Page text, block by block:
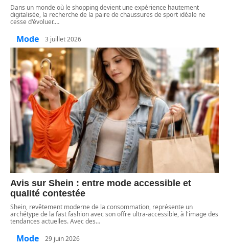
Dans un monde où le shopping devient une expérience hautement
digitalisée, la recherche de la paire de chaussures de sport idéale ne
cesse d'évoluer.…
Mode 3 juillet 2026
Avis sur Shein : entre mode accessible et
qualité contestée
Shein, revêtement moderne de la consommation, représente un
archétype de la fast fashion avec son offre ultra-accessible, à l'image des
tendances actuelles. Avec des…
Mode 29 juin 2026